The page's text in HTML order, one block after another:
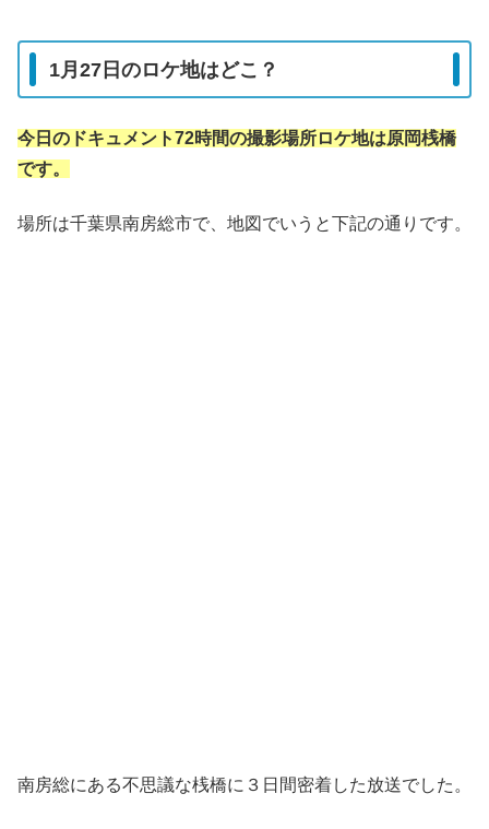
1月27日のロケ地はどこ？
今日のドキュメント72時間の撮影場所ロケ地は原岡桟橋
です。
場所は千葉県南房総市で、地図でいうと下記の通りです。
南房総にある不思議な桟橋に３日間密着した放送でした。